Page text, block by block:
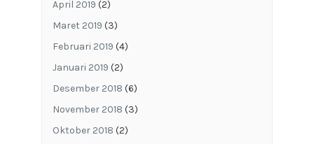
April 2019 (2)
Maret 2019 (3)
Februari 2019 (4)
Januari 2019 (2)
Desember 2018 (6)
November 2018 (3)
Oktober 2018 (2)